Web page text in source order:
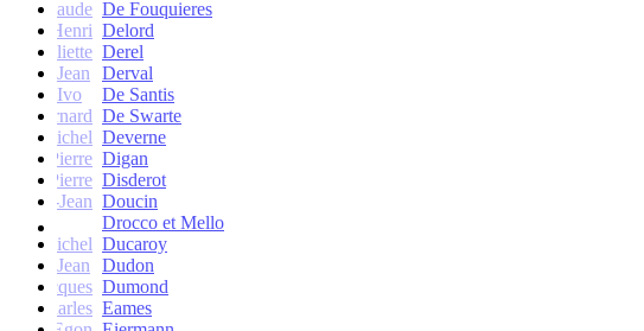
Claude De Fouquieres
Henri Delord
Juliette Derel
Jean
Derval
Ivo
De Santis
Bernard De Swarte
Michel Deverne
Pierre Digan
Pierre Disderot
André-Jean Doucin
Drocco et Mello
Michel Ducaroy
Jean
Dudon
Jacques Dumond
Charles Eames